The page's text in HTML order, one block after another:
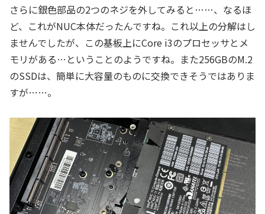
さらに銀色部品の2つのネジを外してみると……、なるほ
ど、これがNUC本体だったんですね。これ以上の分解はし
ませんでしたが、この基板上にCore i3のプロセッサとメ
モリがある…ということのようですね。また256GBのM.2
のSSDは、簡単に大容量のものに交換できそうではありま
すが……。